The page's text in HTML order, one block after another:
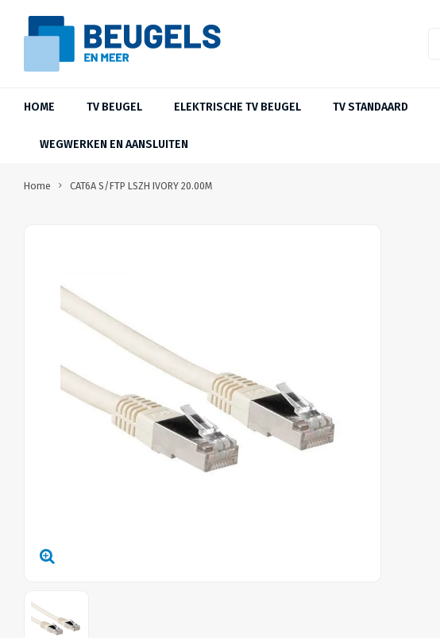
HOME TV BEUGEL ELEKTRISCHE TV BEUGEL TV STANDAARD
WEGWERKEN EN AANSLUITEN
Home CAT6A S/FTP LSZH IVORY 20.00M